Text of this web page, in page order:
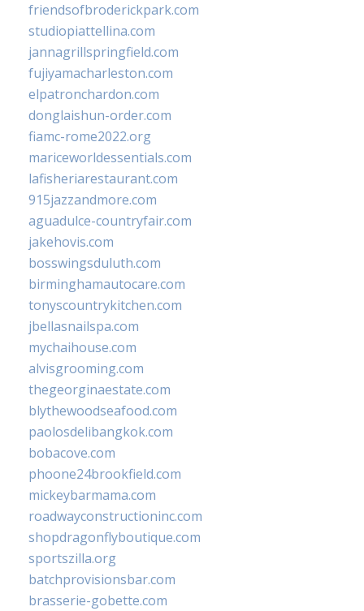
friendsofbroderickpark.com
studiopiattellina.com
jannagrillspringfield.com
fujiyamacharleston.com
elpatronchardon.com
donglaishun-order.com
fiamc-rome2022.org
mariceworldessentials.com
lafisheriarestaurant.com
915jazzandmore.com
aguadulce-countryfair.com
jakehovis.com
bosswingsduluth.com
birminghamautocare.com
tonyscountrykitchen.com
jbellasnailspa.com
mychaihouse.com
alvisgrooming.com
thegeorginaestate.com
blythewoodseafood.com
paolosdelibangkok.com
bobacove.com
phoone24brookfield.com
mickeybarmama.com
roadwayconstructioninc.com
shopdragonflyboutique.com
sportszilla.org
batchprovisionsbar.com
brasserie-gobette.com